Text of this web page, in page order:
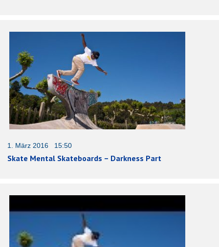
1. März 2016 15:50
Skate Mental Skateboards – Darkness Part